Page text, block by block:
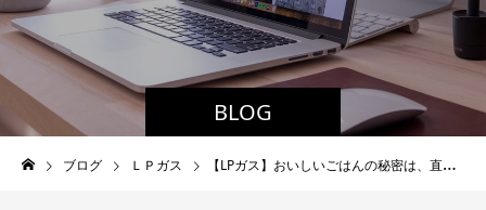
BLOG
ブログ ＬＰガス 【LPガス】おいしいごはんの秘密は、直火（GAS）にあり！